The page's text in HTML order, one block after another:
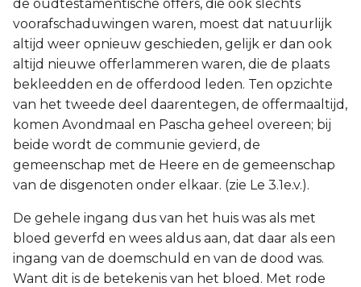
de oudtestamentische offers, die ook slechts
voorafschaduwingen waren, moest dat natuurlijk
altijd weer opnieuw geschieden, gelijk er dan ook
altijd nieuwe offerlammeren waren, die de plaats
bekleedden en de offerdood leden. Ten opzichte
van het tweede deel daarentegen, de offermaaltijd,
komen Avondmaal en Pascha geheel overeen; bij
beide wordt de communie gevierd, de
gemeenschap met de Heere en de gemeenschap
van de disgenoten onder elkaar. (zie Le 3.1e.v.).
De gehele ingang dus van het huis was als met
bloed geverfd en wees aldus aan, dat daar als een
ingang van de doemschuld en van de dood was.
Want dit is de betekenis van het bloed. Met rode